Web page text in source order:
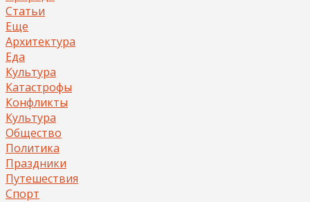
Статьи
Еще
Архитектура
Еда
Культура
Катастрофы
Конфликты
Культура
Общество
Политика
Праздники
Путешествия
Спорт